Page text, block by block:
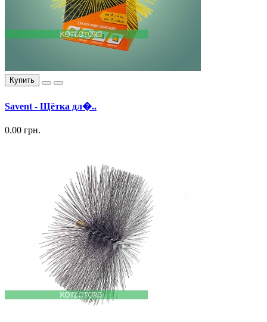
Купить
Savent - Щётка дл�..
0.00 грн.